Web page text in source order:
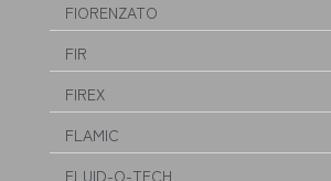
FIORENZATO
FIR
FIREX
FLAMIC
FLUID-O-TECH